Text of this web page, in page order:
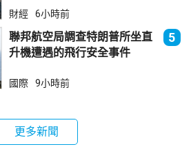
財經 6小時前
聯邦航空局調查特朗普所坐直
升機遭遇的飛行安全事件
5
國際 9小時前
更多新聞